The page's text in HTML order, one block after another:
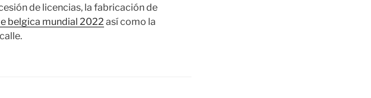
de licencias, la fabricación de
belgica mundial 2022 así como la